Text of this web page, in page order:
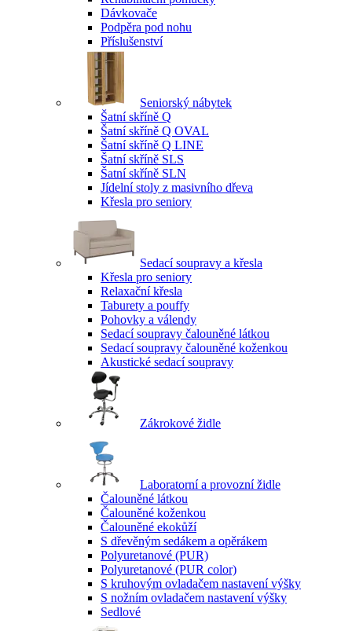
Dávkovače
Podpěra pod nohu
Příslušenství
Seniorský nábytek
Šatní skříně Q
Šatní skříně Q OVAL
Šatní skříně Q LINE
Šatní skříně SLS
Šatní skříně SLN
Jídelní stoly z masivního dřeva
Křesla pro seniory
Sedací soupravy a křesla
Křesla pro seniory
Relaxační křesla
Taburety a pouffy
Pohovky a válendy
Sedací soupravy čalouněné látkou
Sedací soupravy čalouněné koženkou
Akustické sedací soupravy
Zákrokové židle
Laboratorní a provozní židle
Čalouněné látkou
Čalouněné koženkou
Čalouněné ekokůží
S dřevěným sedákem a opěrákem
Polyuretanové (PUR)
Polyuretanové (PUR color)
S kruhovým ovladačem nastavení výšky
S nožním ovladačem nastavení výšky
Sedlové